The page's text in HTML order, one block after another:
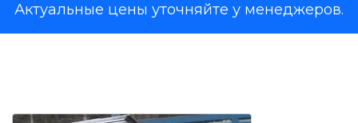
Актуальные цены уточняйте у менеджеров.